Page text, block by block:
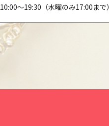
10:00〜19:30（水曜のみ17:00まで